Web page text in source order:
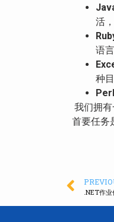
活
语
种
Perl
我们拥
首要任务
.NET作